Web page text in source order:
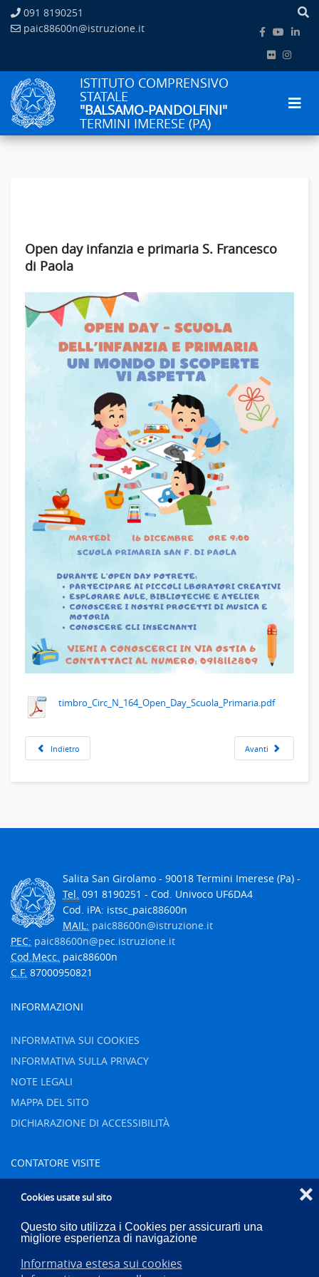
Cookies usate sul sito
Questo sito utilizza i Cookies per assicurarti una
migliore esperienza di navigazione
Informativa estesa sui cookies
❌
091 8190251
paic88600n@istruzione.it
ISTITUTO COMPRENSIVO
STATALE
"BALSAMO-PANDOLFINI"
TERMINI IMERESE (PA)
Open day infanzia e primaria S. Francesco
di Paola
timbro_Circ_N_164_Open_Day_Scuola_Primaria.pdf
Indietro Avanti
Salita San Girolamo - 90018 Termini Imerese (Pa) -
Tel. 091 8190251 - Cod. Univoco UF6DA4
Cod. iPA: istsc_paic88600n
MAIL: paic88600n@istruzione.it
PEC: paic88600n@pec.istruzione.it
Cod.Mecc. paic88600n
C.F. 87000950821
INFORMAZIONI
INFORMATIVA SUI COOKIES
INFORMATIVA SULLA PRIVACY
NOTE LEGALI
MAPPA DEL SITO
DICHIARAZIONE DI ACCESSIBILITÀ
CONTATORE VISITE
Oggi
54
Settimana
Mese